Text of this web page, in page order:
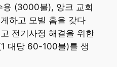
용 (3000불), 앙크 교회
하고 모빌 홈을 갖다
전기사정 해결을 위한
대당 60-100불)를 생